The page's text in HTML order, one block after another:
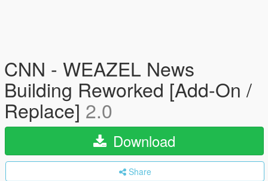
CNN - WEAZEL News
Building Reworked [Add-On /
Replace] 2.0
Download
Share